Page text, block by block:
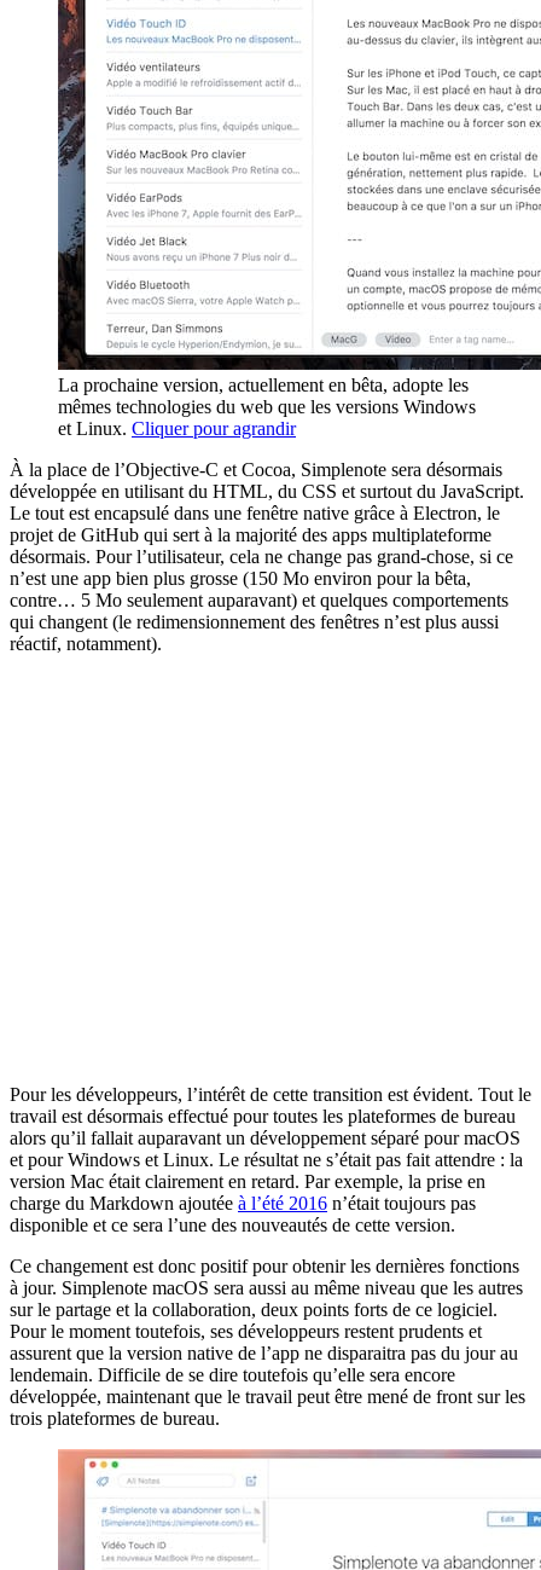
La prochaine version, actuellement en bêta, adopte les
mêmes technologies du web que les versions Windows
et Linux. Cliquer pour agrandir
À la place de l’Objective-C et Cocoa, Simplenote sera désormais
développée en utilisant du HTML, du CSS et surtout du JavaScript.
Le tout est encapsulé dans une fenêtre native grâce à Electron, le
projet de GitHub qui sert à la majorité des apps multiplateforme
désormais. Pour l’utilisateur, cela ne change pas grand-chose, si ce
n’est une app bien plus grosse (150 Mo environ pour la bêta,
contre… 5 Mo seulement auparavant) et quelques comportements
qui changent (le redimensionnement des fenêtres n’est plus aussi
réactif, notamment).
Pour les développeurs, l’intérêt de cette transition est évident. Tout le
travail est désormais effectué pour toutes les plateformes de bureau
alors qu’il fallait auparavant un développement séparé pour macOS
et pour Windows et Linux. Le résultat ne s’était pas fait attendre : la
version Mac était clairement en retard. Par exemple, la prise en
charge du Markdown ajoutée à l’été 2016 n’était toujours pas
disponible et ce sera l’une des nouveautés de cette version.
Ce changement est donc positif pour obtenir les dernières fonctions
à jour. Simplenote macOS sera aussi au même niveau que les autres
sur le partage et la collaboration, deux points forts de ce logiciel.
Pour le moment toutefois, ses développeurs restent prudents et
assurent que la version native de l’app ne disparaitra pas du jour au
lendemain. Difficile de se dire toutefois qu’elle sera encore
développée, maintenant que le travail peut être mené de front sur les
trois plateformes de bureau.